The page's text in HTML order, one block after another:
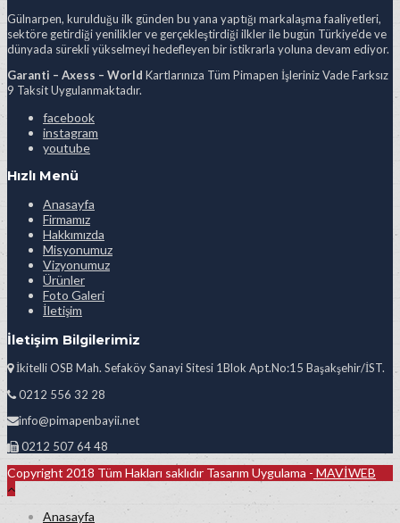
Gülnarpen, kurulduğu ilk günden bu yana yaptığı markalaşma faaliyetleri,
sektöre getirdiği yenilikler ve gerçekleştirdiği ilkler ile bugün Türkiye’de ve
dünyada sürekli yükselmeyi hedefleyen bir istikrarla yoluna devam ediyor.
Garanti – Axess – World Kartlarınıza Tüm Pimapen İşleriniz Vade Farksız
9 Taksit Uygulanmaktadır.
facebook
instagram
youtube
Hızlı Menü
Anasayfa
Firmamız
Hakkımızda
Misyonumuz
Vizyonumuz
Ürünler
Foto Galeri
İletişim
İletişim Bilgilerimiz
İkitelli OSB Mah. Sefaköy Sanayi Sitesi 1Blok Apt.No:15 Başakşehir/İST.
0212 556 32 28
info@pimapenbayii.net
0212 507 64 48
Copyright 2018 Tüm Hakları saklıdır Tasarım Uygulama - MAVİWEB
Anasayfa